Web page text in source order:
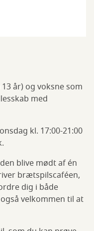
år) og voksne som
med
kl. 17:00-21:00
blive mødt af én
brætspilscaféen,
dig i både
velkommen til at